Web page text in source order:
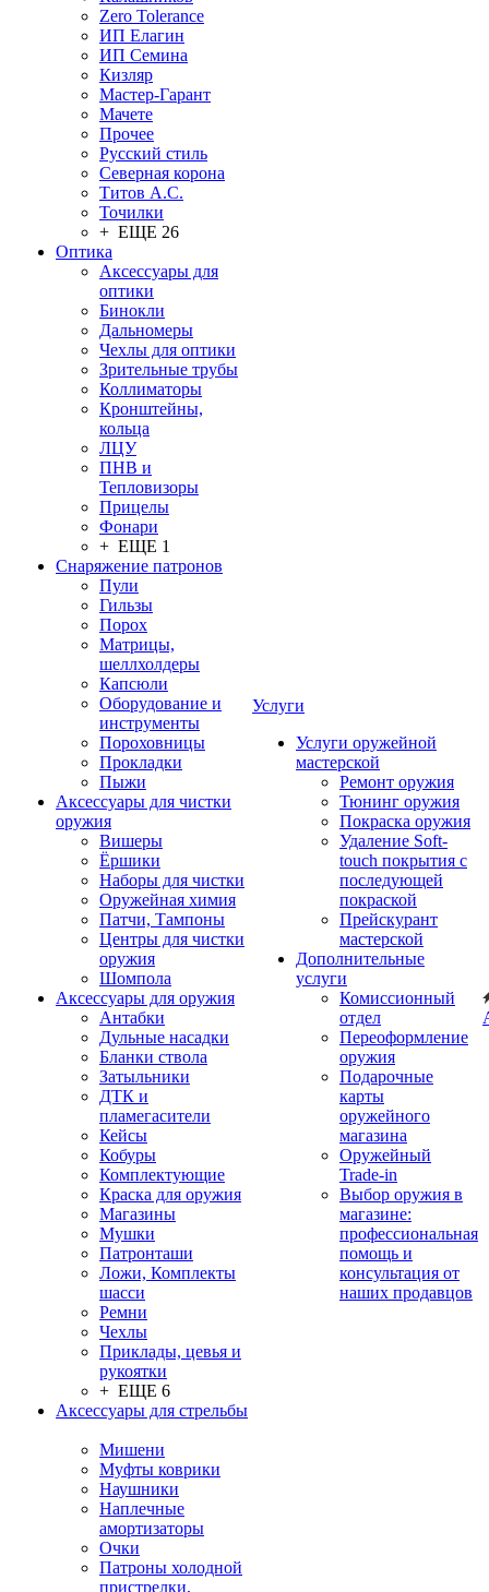
Zero Tolerance
ИП Елагин
ИП Семина
Кизляр
Мастер-Гарант
Мачете
Прочее
Русский стиль
Северная корона
Титов А.С.
Точилки
+ ЕЩЕ 26
Оптика
Аксессуары для
оптики
Бинокли
Дальномеры
Чехлы для оптики
Зрительные трубы
Коллиматоры
Кронштейны,
кольца
ЛЦУ
ПНВ и
Тепловизоры
Прицелы
Фонари
+ ЕЩЕ 1
Снаряжение патронов
Пули
Гильзы
Порох
Матрицы,
шеллхолдеры
Капсюли
Оборудование и
инструменты
Пороховницы
Прокладки
Пыжи
Аксессуары для чистки
оружия
Вишеры
Ёршики
Наборы для чистки
Оружейная химия
Патчи, Тампоны
Центры для чистки
оружия
Шомпола
Аксессуары для оружия
Антабки
Дульные насадки
Бланки ствола
Затыльники
ДТК и
пламегасители
Кейсы
Кобуры
Комплектующие
Краска для оружия
Магазины
Мушки
Патронташи
Ложи, Комплекты
шасси
Ремни
Чехлы
Приклады, цевья и
рукоятки
+ ЕЩЕ 6
Аксессуары для стрельбы
Мишени
Муфты коврики
Наушники
Наплечные
амортизаторы
Очки
Патроны холодной
пристрелки,
Услуги
Услуги оружейной
мастерской
Ремонт оружия
Тюнинг оружия
Покраска оружия
Удаление Soft-
touch покрытия с
последующей
покраской
Прейскурант
мастерской
Дополнительные
услуги
Комиссионный
отдел
Переоформление
оружия
Подарочные
карты
оружейного
магазина
Оружейный
Trade-in
Выбор оружия в
магазине:
профессиональная
помощь и
консультация от
наших продавцов